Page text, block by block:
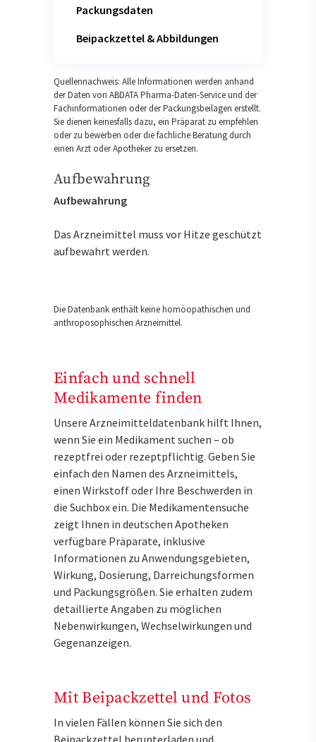
Packungsdaten
Beipackzettel & Abbildungen
Quellennachweis: Alle Informationen werden anhand
der Daten von ABDATA Pharma-Daten-Service und der
Fachinformationen oder der Packungsbeilagen erstellt.
Sie dienen keinesfalls dazu, ein Präparat zu empfehlen
oder zu bewerben oder die fachliche Beratung durch
einen Arzt oder Apotheker zu ersetzen.
Aufbewahrung
Aufbewahrung
Das Arzneimittel muss vor Hitze geschützt
aufbewahrt werden.
Die Datenbank enthält keine homöopathischen und
anthroposophischen Arzneimittel.
Einfach und schnell
Medikamente finden
Unsere Arzneimitteldatenbank hilft Ihnen,
wenn Sie ein Medikament suchen – ob
rezeptfrei oder rezeptpflichtig. Geben Sie
einfach den Namen des Arzneimittels,
einen Wirkstoff oder Ihre Beschwerden in
die Suchbox ein. Die Medikamentensuche
zeigt Ihnen in deutschen Apotheken
verfügbare Präparate, inklusive
Informationen zu Anwendungsgebieten,
Wirkung, Dosierung, Darreichungsformen
und Packungsgrößen. Sie erhalten zudem
detaillierte Angaben zu möglichen
Nebenwirkungen, Wechselwirkungen und
Gegenanzeigen.
Mit Beipackzettel und Fotos
In vielen Fällen können Sie sich den
Beipackzettel herunterladen und